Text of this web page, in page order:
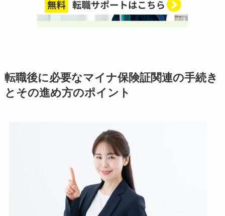
転職後に必要なマイナ保険証関連の手続き
とその進め方のポイント